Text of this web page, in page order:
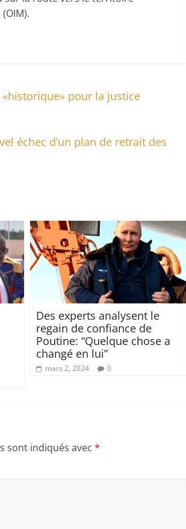
pour la justice
échec d’un plan de retrait des
Des experts analysent le
regain de confiance de
Poutine: “Quelque chose a
changé en lui”
mars 2, 2024 0
sont indiqués avec *